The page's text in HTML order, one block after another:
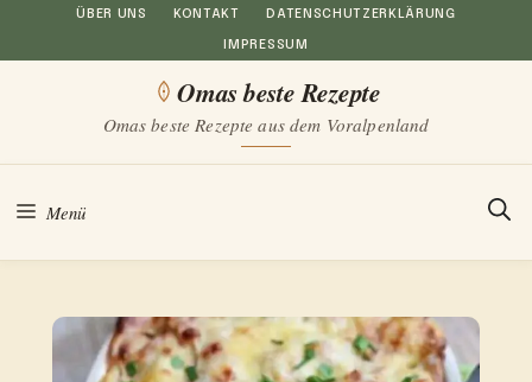
Inhalt
ÜBER UNS KONTAKT DATENSCHUTZERKLÄRUNG
IMPRESSUM
Omas beste Rezepte
Omas beste Rezepte aus dem Voralpenland
Menü